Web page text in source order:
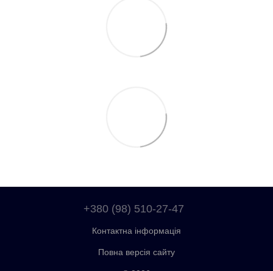
+380 (98) 510-27-47
Контактна інформація
Повна версія сайту